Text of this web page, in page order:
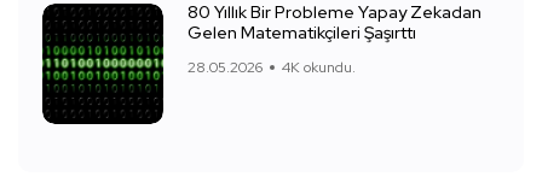
80 Yıllık Bir Probleme Yapay Zekadan
Gelen Matematikçileri Şaşırttı
28.05.2026 4K okundu.